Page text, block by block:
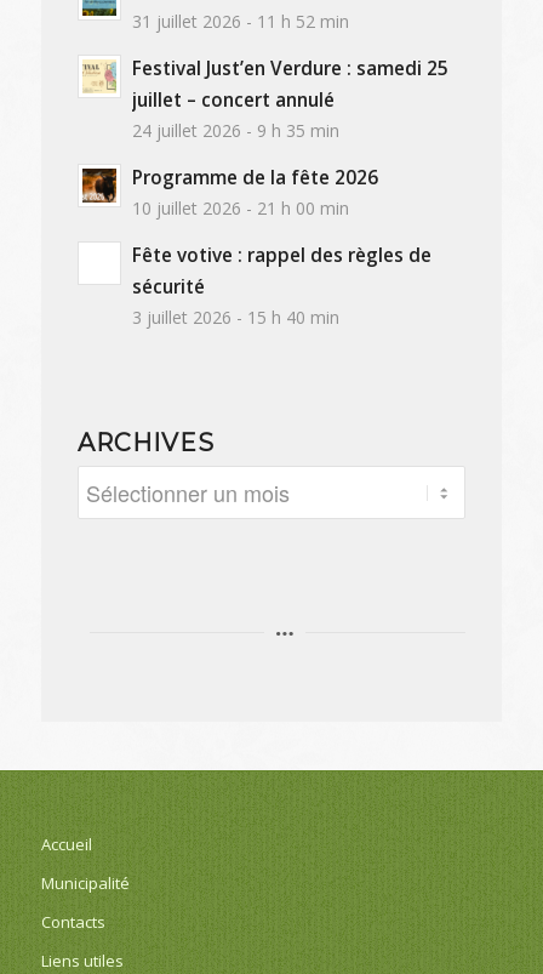
31 juillet 2026 - 11 h 52 min
Festival Just’en Verdure : samedi 25
juillet – concert annulé
24 juillet 2026 - 9 h 35 min
Programme de la fête 2026
10 juillet 2026 - 21 h 00 min
Fête votive : rappel des règles de
sécurité
3 juillet 2026 - 15 h 40 min
ARCHIVES
Accueil
Municipalité
Contacts
Liens utiles